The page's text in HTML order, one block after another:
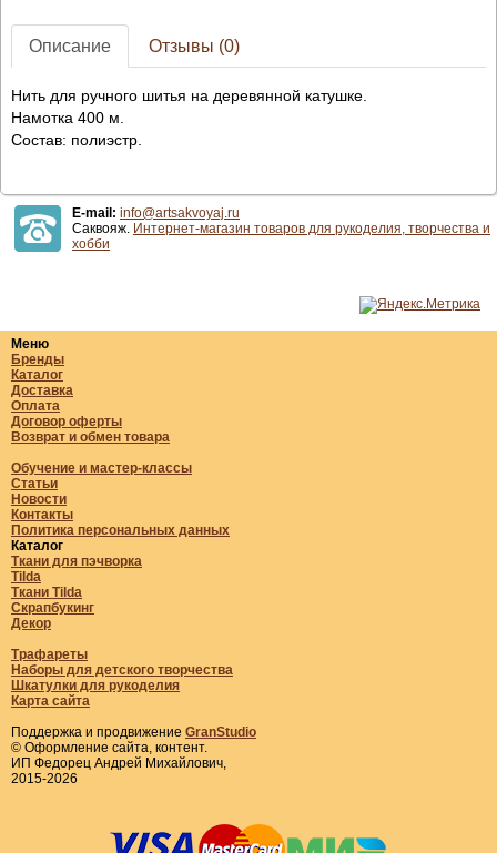
Описание Отзывы (0)
Нить для ручного шитья на деревянной катушке.
Намотка 400 м.
Состав: полиэстр.
E-mail: info@artsakvoyaj.ru
Саквояж. Интернет-магазин товаров для рукоделия, творчества и
хобби
Меню
Бренды
Каталог
Доставка
Оплата
Договор оферты
Возврат и обмен товара
Обучение и мастер-классы
Статьи
Новости
Контакты
Политика персональных данных
Каталог
Ткани для пэчворка
Tilda
Ткани Tilda
Скрапбукинг
Декор
Трафареты
Наборы для детского творчества
Шкатулки для рукоделия
Карта сайта
Поддержка и продвижение GranStudio
© Оформление сайта, контент.
ИП Федорец Андрей Михайлович,
2015-2026